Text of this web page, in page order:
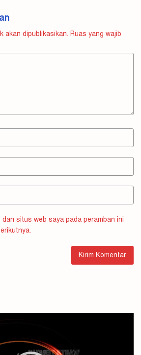
akan dipublikasikan. Ruas yang wajib
dan situs web saya pada peramban ini